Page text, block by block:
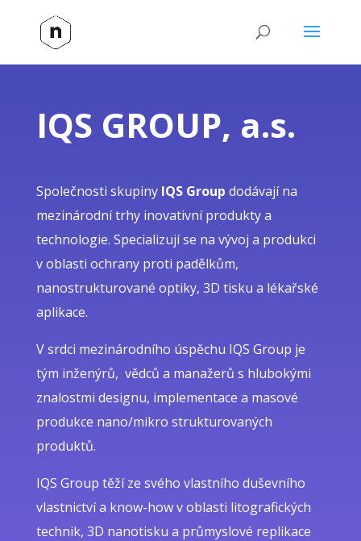
IQS GROUP, a.s.
Společnosti skupiny IQS Group dodávají na
mezinárodní trhy inovativní produkty a
technologie. Specializují se na vývoj a produkci
v oblasti ochrany proti padělkům,
nanostrukturované optiky, 3D tisku a lékařské
aplikace.
V srdci mezinárodního úspěchu IQS Group je
tým inženýrů, vědců a manažerů s hlubokými
znalostmi designu, implementace a masové
produkce nano/mikro strukturovaných
produktů.
IQS Group těží ze svého vlastního duševního
vlastnictví a know-how v oblasti litografických
technik, 3D nanotisku a průmyslové replikace